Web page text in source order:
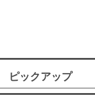
ピックアップ